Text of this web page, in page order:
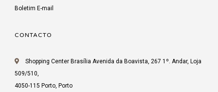
Boletim E-mail
CONTACTO
Shopping Center Brasília Avenida da Boavista, 267 1º. Andar, Loja
509/510,
4050-115 Porto, Porto